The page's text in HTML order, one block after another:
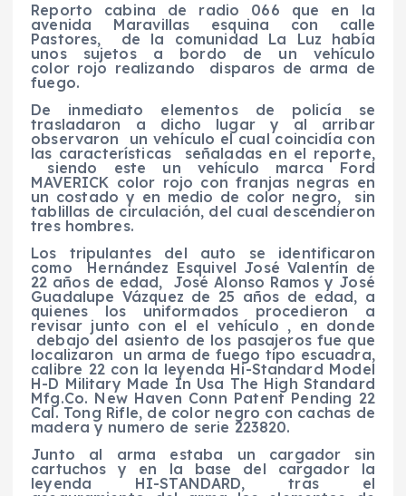
Reporto cabina de radio 066 que en la
avenida Maravillas esquina con calle
Pastores, de la comunidad La Luz había
unos sujetos a bordo de un vehículo
color rojo realizando disparos de arma de
fuego.
De inmediato elementos de policía se
trasladaron a dicho lugar y al arribar
observaron un vehículo el cual coincidía con
las características señaladas en el reporte,
siendo este un vehículo marca Ford
MAVERICK color rojo con franjas negras en
un costado y en medio de color negro, sin
tablillas de circulación, del cual descendieron
tres hombres.
Los tripulantes del auto se identificaron
como Hernández Esquivel José Valentín de
22 años de edad, José Alonso Ramos y José
Guadalupe Vázquez de 25 años de edad, a
quienes los uniformados procedieron a
revisar junto con el el vehículo , en donde
debajo del asiento de los pasajeros fue que
localizaron un arma de fuego tipo escuadra,
calibre 22 con la leyenda Hi-Standard Model
H-D Military Made In Usa The High Standard
Mfg.Co. New Haven Conn Patent Pending 22
Cal. Tong Rifle, de color negro con cachas de
madera y numero de serie 223820.
Junto al arma estaba un cargador sin
cartuchos y en la base del cargador la
leyenda HI-STANDARD, tras el